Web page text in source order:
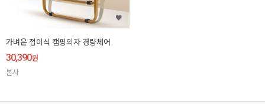
가벼운 접이식 캠핑의자 경량체어
30,390원
본사